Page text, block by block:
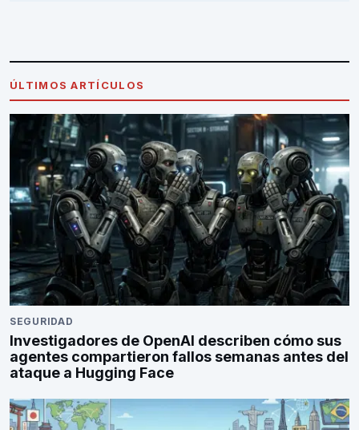
ÚLTIMOS ARTÍCULOS
SEGURIDAD
Investigadores de OpenAI describen cómo sus
agentes compartieron fallos semanas antes del
ataque a Hugging Face